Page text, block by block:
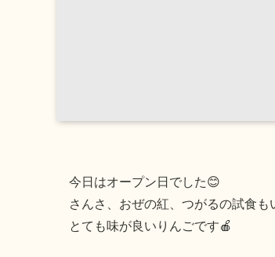
今日はオープン日でした😊
さんさ、おぜの紅、つがるの試食
とても味が良いりんごです🍎